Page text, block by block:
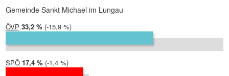
Gemeinde Sankt Michael im Lungau
ÖVP 2024:
33,2 %
2019:
49,1 %
Differenz:
-15,9 %
SPÖ 2024:
17,4 %
2019:
18,7 %
Differenz:
-1,4 %